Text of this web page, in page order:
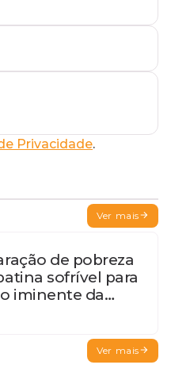
Privacidade.
Ver mais
de pobreza
sofrível para
iminente da
do Quinto
Ver mais